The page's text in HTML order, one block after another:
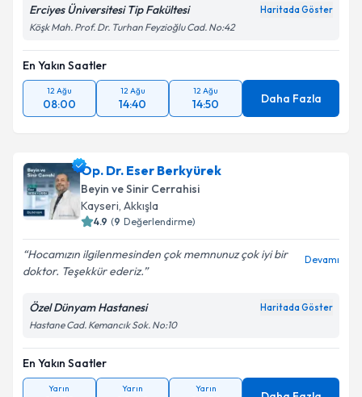
Erciyes Üniversitesi Tip Fakültesi Haritada Göster
Köşk Mah. Prof. Dr. Turhan Feyzioğlu Cad. No:42
En Yakın Saatler
12 Ağu
08:00
12 Ağu
14:40
12 Ağu
14:50 Daha Fazla
Op. Dr. Eser Berkyürek
Beyin ve Sinir Cerrahisi
Kayseri, Akkışla
4.9 (9 Değerlendirme)
Hocamızın ilgilenmesinden çok memnunuz çok iyi bir
doktor. Teşekkür ederiz.
Devamı
Özel Dünyam Hastanesi Haritada Göster
Hastane Cad. Kemancık Sok. No:10
En Yakın Saatler
Yarın Yarın Yarın